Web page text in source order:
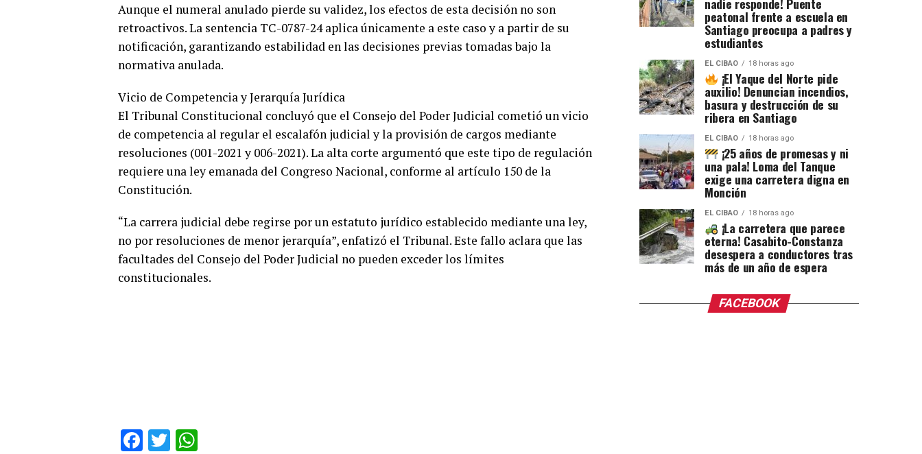
Aunque el numeral anulado pierde su validez, los efectos de esta decisión no son
retroactivos. La sentencia TC-0787-24 aplica únicamente a este caso y a partir de su
notificación, garantizando estabilidad en las decisiones previas tomadas bajo la
normativa anulada.
Vicio de Competencia y Jerarquía Jurídica
El Tribunal Constitucional concluyó que el Consejo del Poder Judicial cometió un vicio
de competencia al regular el escalafón judicial y la provisión de cargos mediante
resoluciones (001-2021 y 006-2021). La alta corte argumentó que este tipo de regulación
requiere una ley emanada del Congreso Nacional, conforme al artículo 150 de la
Constitución.
“La carrera judicial debe regirse por un estatuto jurídico establecido mediante una ley,
no por resoluciones de menor jerarquía”, enfatizó el Tribunal. Este fallo aclara que las
facultades del Consejo del Poder Judicial no pueden exceder los límites
constitucionales.
Facebook
Twitter
nadie responde! Puente
peatonal frente a escuela en
Santiago preocupa a padres y
estudiantes
EL CIBAO 18 horas ago
¡El Yaque del Norte pide
auxilio! Denuncian incendios,
basura y destrucción de su
ribera en Santiago
EL CIBAO 18 horas ago
¡25 años de promesas y ni
una pala! Loma del Tanque
exige una carretera digna en
Monción
EL CIBAO 18 horas ago
¡La carretera que parece
eterna! Casabito-Constanza
desespera a conductores tras
más de un año de espera
FACEBOOK